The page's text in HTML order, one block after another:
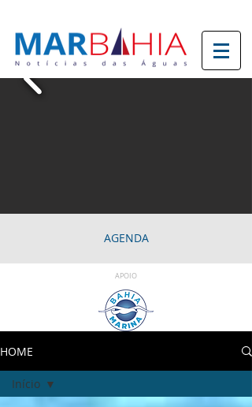
AGENDA
APOIO
HOME
Início